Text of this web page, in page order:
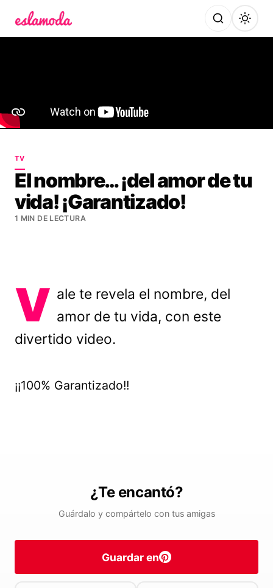
TV
El nombre… ¡del amor de tu
vida! ¡Garantizado!
1 MIN DE LECTURA
V ale te revela el nombre, del
amor de tu vida, con este
divertido video.
¡¡100% Garantizado!!
¿Te encantó?
Guárdalo y compártelo con tus amigas
Guardar en